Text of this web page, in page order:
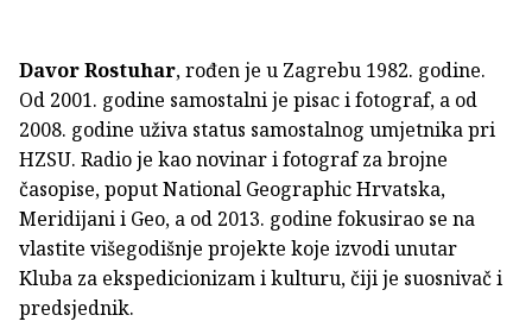
Davor Rostuhar, rođen je u Zagrebu 1982. godine.
Od 2001. godine samostalni je pisac i fotograf, a od
2008. godine uživa status samostalnog umjetnika pri
HZSU. Radio je kao novinar i fotograf za brojne
časopise, poput National Geographic Hrvatska,
Meridijani i Geo, a od 2013. godine fokusirao se na
vlastite višegodišnje projekte koje izvodi unutar
Kluba za ekspedicionizam i kulturu, čiji je suosnivač i
predsjednik.